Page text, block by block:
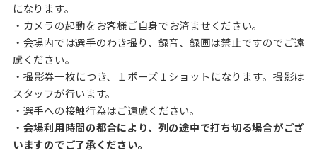
になります。
・カメラの起動をお客様ご自身でお済ませください。
・会場内では選手のわき撮り、録音、録画は禁止ですのでご遠
慮ください。
・撮影券一枚につき、１ポーズ１ショットになります。撮影は
スタッフが行います。
・選手への接触行為はご遠慮ください。
・ 会場利用時間の都合により、列の途中で打ち切る場合がござ
いますのでご了承ください。